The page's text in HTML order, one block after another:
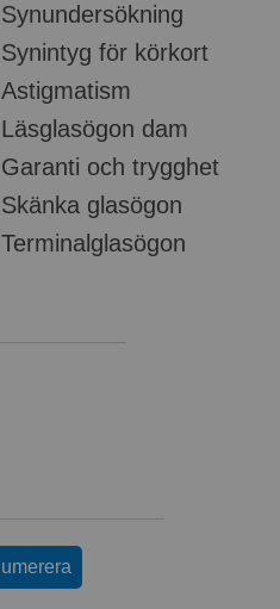
Synundersökning
Synintyg för körkort
Astigmatism
Läsglasögon dam
Garanti och trygghet
Skänka glasögon
Terminalglasögon